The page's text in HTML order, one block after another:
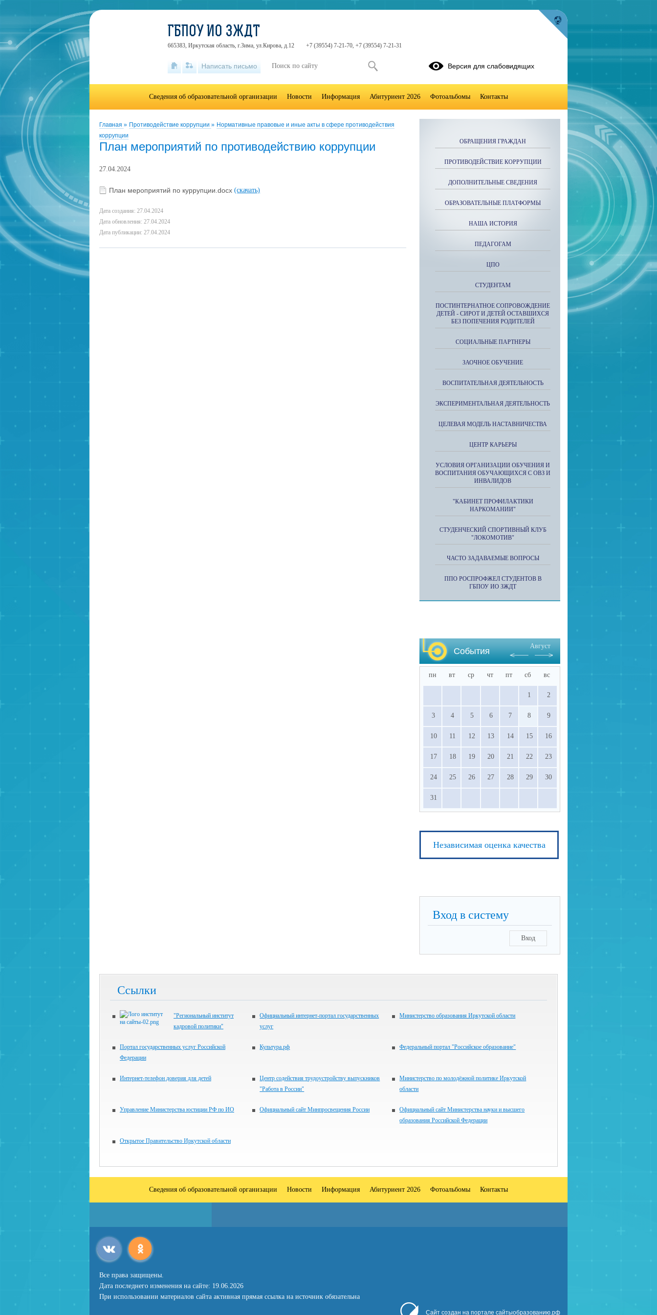
Главная » Противодействие коррупции » Нормативные правовые и иные акты в сфере противодействия
коррупции
План мероприятий по противодействию коррупции
27.04.2024
План мероприятий по куррупции.docx (скачать)
Дата создания: 27.04.2024
Дата обновления: 27.04.2024
Дата публикации: 27.04.2024
ОБРАЩЕНИЯ ГРАЖДАН
ПРОТИВОДЕЙСТВИЕ КОРРУПЦИИ
ДОПОЛНИТЕЛЬНЫЕ СВЕДЕНИЯ
ОБРАЗОВАТЕЛЬНЫЕ ПЛАТФОРМЫ
НАША ИСТОРИЯ
ПЕДАГОГАМ
ЦПО
СТУДЕНТАМ
ПОСТИНТЕРНАТНОЕ СОПРОВОЖДЕНИЕ
ДЕТЕЙ - СИРОТ И ДЕТЕЙ ОСТАВШИХСЯ
БЕЗ ПОПЕЧЕНИЯ РОДИТЕЛЕЙ
СОЦИАЛЬНЫЕ ПАРТНЕРЫ
ЗАОЧНОЕ ОБУЧЕНИЕ
ВОСПИТАТЕЛЬНАЯ ДЕЯТЕЛЬНОСТЬ
ЭКСПЕРИМЕНТАЛЬНАЯ ДЕЯТЕЛЬНОСТЬ
ЦЕЛЕВАЯ МОДЕЛЬ НАСТАВНИЧЕСТВА
ЦЕНТР КАРЬЕРЫ
УСЛОВИЯ ОРГАНИЗАЦИИ ОБУЧЕНИЯ И
ВОСПИТАНИЯ ОБУЧАЮЩИХСЯ С ОВЗ И
ИНВАЛИДОВ
"КАБИНЕТ ПРОФИЛАКТИКИ
НАРКОМАНИИ"
СТУДЕНЧЕСКИЙ СПОРТИВНЫЙ КЛУБ
"ЛОКОМОТИВ"
ЧАСТО ЗАДАВАЕМЫЕ ВОПРОСЫ
ППО РОСПРОФЖЕЛ СТУДЕНТОВ В
ГБПОУ ИО ЗЖДТ
События
Август
пн вт ср чт пт сб вс
1 2
3 4 5 6 7 8 9
10 11 12 13 14 15 16
17 18 19 20 21 22 23
24 25 26 27 28 29 30
31
Независимая оценка качества
Вход в систему
Вход
Ссылки
"Региональный институт
кадровой политики"
Официальный интернет-портал государственных
услуг
Министерство образования Иркутской области
Портал государственных услуг Российской
Федерации
Культура.рф Федеральный портал "Российское образование"
Интернет-телефон доверия для детей
Центр содействия трудоустройству выпускников
"Работа в России"
Министерство по молодёжной политике Иркутской
области
Управление Министерства юстиции РФ по ИО Официальный сайт Минпросвещения России
Официальный сайт Министерства науки и высшего
образования Российской Федерации
Открытое Правительство Иркутской области
ГБПОУ ИО ЗЖДТ
665383, Иркутская область, г.Зима, ул.Кирова, д.12 +7 (39554) 7-21-70, +7 (39554) 7-21-31
Написать письмо Версия для слабовидящих
Сведения об образовательной организации Новости Информация Абитуриент 2026 Фотоальбомы Контакты
Сведения об образовательной организации Новости Информация Абитуриент 2026 Фотоальбомы Контакты
Все права защищены.
Дата последнего изменения на сайте: 19.06.2026
При использовании материалов сайта активная прямая ссылка на источник обязательна
Сайт создан на портале сайтыобразованию.рф